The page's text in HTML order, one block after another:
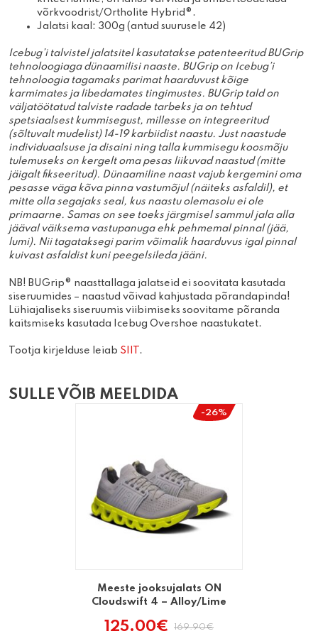
võrkvoodrist/Ortholite Hybrid®.
Jalatsi kaal: 300g (antud suurusele 42)
Icebug’i talvistel jalatsitel kasutatakse patenteeritud BUGrip
tehnoloogiaga dünaamilisi naaste. BUGrip on Icebug’i
tehnoloogia tagamaks parimat haarduvust kõige
karmimates ja libedamates tingimustes. BUGrip tald on
väljatöötatud talviste radade tarbeks ja on tehtud
spetsiaalsest kummisegust, millesse on integreeritud
(sõltuvalt mudelist) 14-19 karbiidist naastu. Just naastude
individuaalsuse ja disaini ning talla kummisegu koosmõju
tulemuseks on kergelt oma pesas liikuvad naastud (mitte
jäigalt fikseeritud). Dünaamiline naast vajub kergemini oma
pesasse väga kõva pinna vastumõjul (näiteks asfaldil), et
mitte olla segajaks seal, kus naastu olemasolu ei ole
primaarne. Samas on see toeks järgmisel sammul jala alla
jääval väiksema vastupanuga ehk pehmemal pinnal (jää,
lumi). Nii tagataksegi parim võimalik haarduvus igal pinnal
kuivast asfaldist kuni peegelsileda jääni.
NB! BUGrip® naasttallaga jalatseid ei soovitata kasutada
siseruumides – naastud võivad kahjustada põrandapinda!
Lühiajaliseks siseruumis viibimiseks soovitame põranda
kaitsmiseks kasutada Icebug Overshoe naastukatet.
Tootja kirjelduse leiab SIIT .
SULLE VÕIB MEELDIDA
-26%
Meeste jooksujalats ON
Cloudswift 4 – Alloy/Lime
169.90€
Algne
125.00€
Praegune